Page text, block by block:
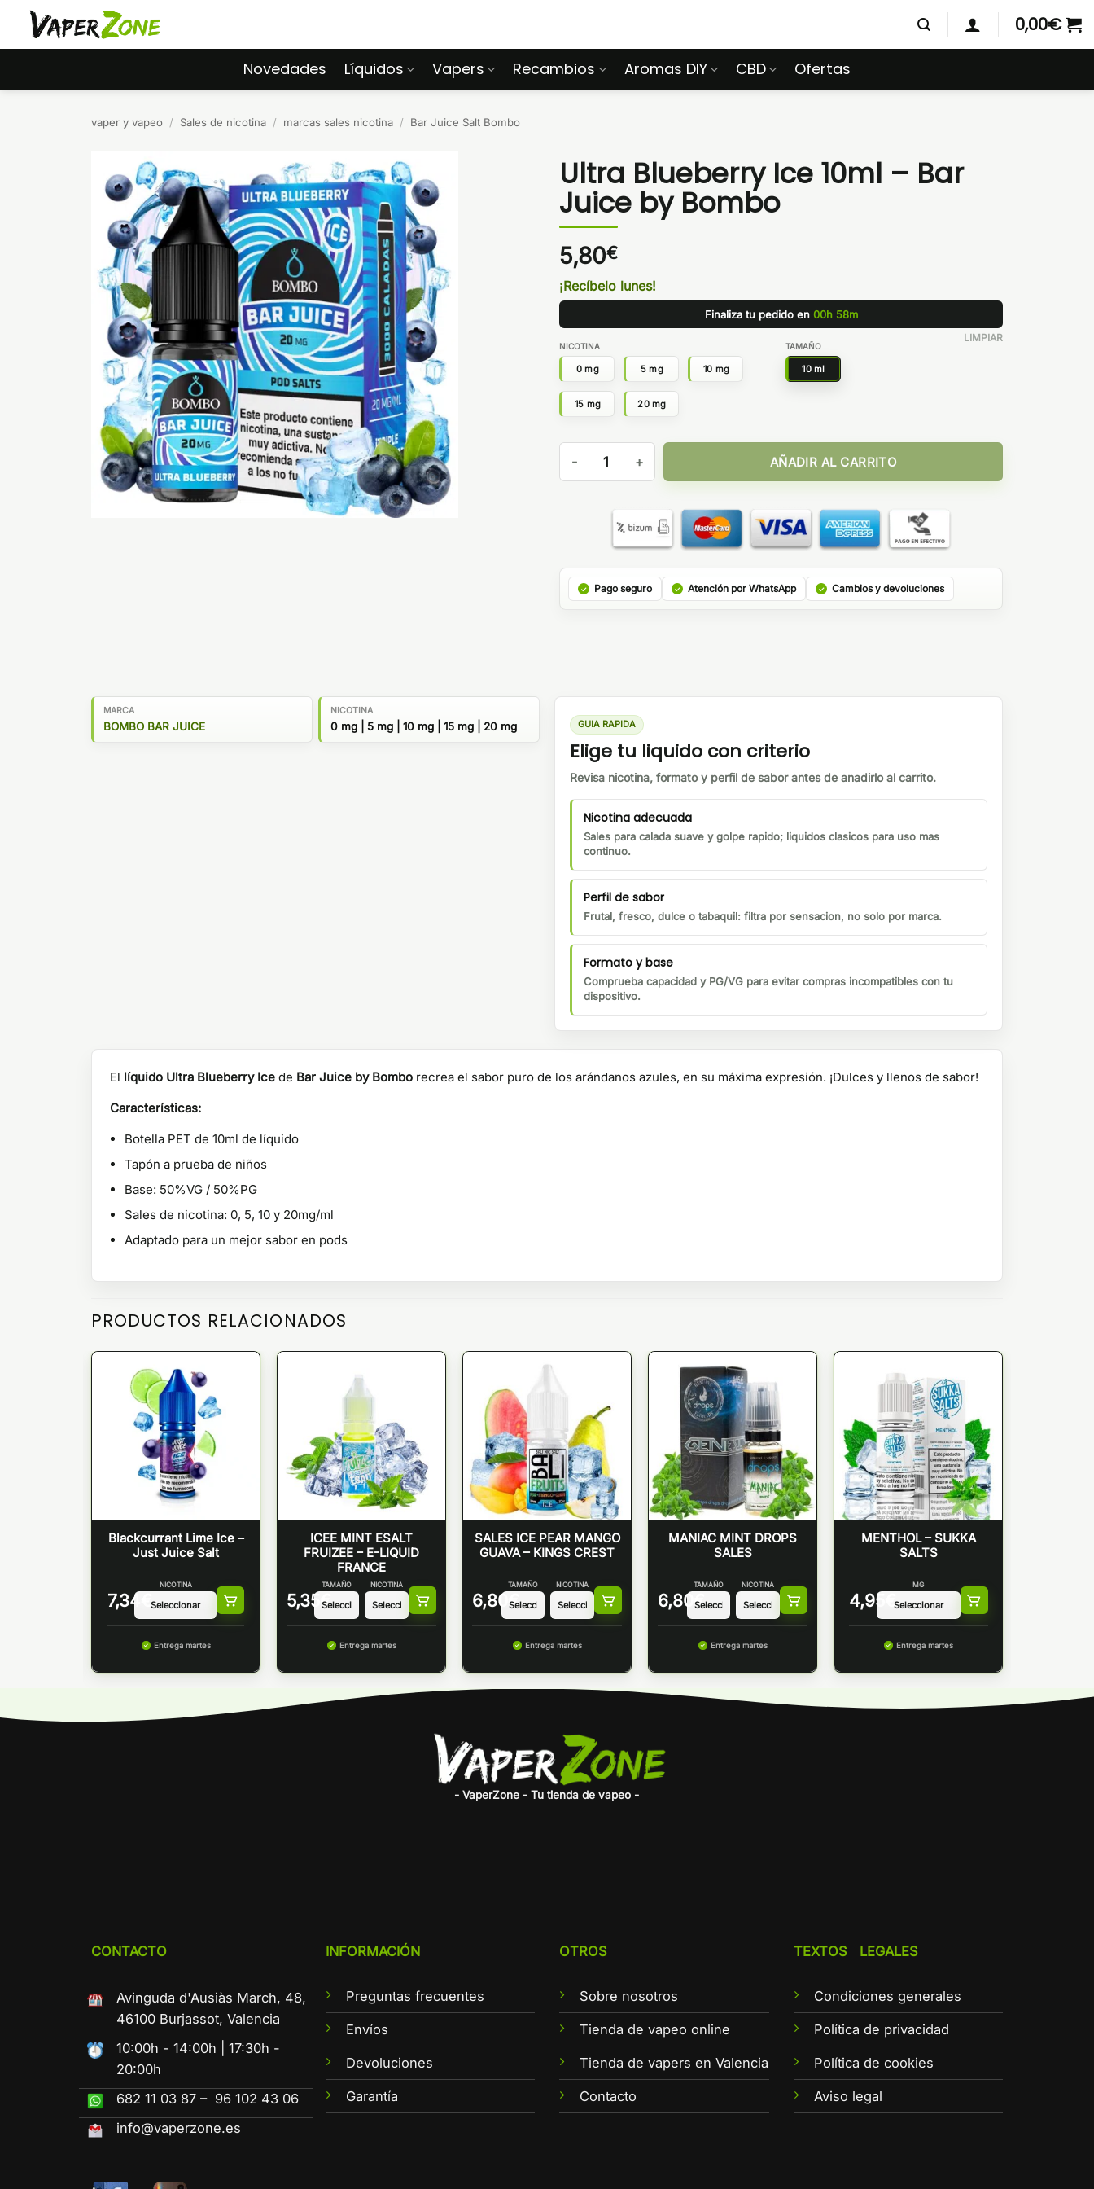
Saltar
contenido
0,00€
Novedades Líquidos Vapers Recambios Aromas DIY CBD Ofertas
vaper y vapeo / Sales de nicotina / marcas sales nicotina / Bar Juice Salt Bombo
Ultra Blueberry Ice 10ml – Bar
Juice by Bombo
5,80€
¡Recíbelo lunes!
Finaliza tu pedido en 00h 58m
NICOTINA
0 mg 5 mg 10 mg
15 mg 20 mg
TAMAÑO
10 ml
LIMPIAR
Ultra Blueberry Ice 10ml - Bar Juice by Bombo cantidad
AÑADIR AL CARRITO
Pago seguro Atención por WhatsApp Cambios y devoluciones
MARCA
BOMBO BAR JUICE
NICOTINA
0 mg | 5 mg | 10 mg | 15 mg | 20 mg GUIA RAPIDA
Elige tu liquido con criterio
Revisa nicotina, formato y perfil de sabor antes de anadirlo al carrito.
Nicotina adecuada
Sales para calada suave y golpe rapido; liquidos clasicos para uso mas
continuo.
Perfil de sabor
Frutal, fresco, dulce o tabaquil: filtra por sensacion, no solo por marca.
Formato y base
Comprueba capacidad y PG/VG para evitar compras incompatibles con tu
dispositivo.
El líquido Ultra Blueberry Ice de Bar Juice by Bombo recrea el sabor puro de los arándanos azules, en su máxima expresión. ¡Dulces y llenos de sabor!
Características:
Botella PET de 10ml de líquido
Tapón a prueba de niños
Base: 50%VG / 50%PG
Sales de nicotina: 0, 5, 10 y 20mg/ml
Adaptado para un mejor sabor en pods
PRODUCTOS RELACIONADOS
Blackcurrant Lime Ice –
Just Juice Salt
7,34 €
NICOTINA
Entrega martes
ICEE MINT ESALT
FRUIZEE – E-LIQUID
FRANCE
5,35 €
TAMAÑO NICOTINA
Entrega martes
SALES ICE PEAR MANGO
GUAVA – KINGS CREST
6,80 €
TAMAÑO NICOTINA
Entrega martes
MANIAC MINT DROPS
SALES
6,80 €
TAMAÑO NICOTINA
Entrega martes
MENTHOL – SUKKA
SALTS
4,95 €
MG
Entrega martes
- VaperZone - Tu tienda de vapeo -
CONTACTO
Avinguda d'Ausiàs March, 48,
46100 Burjassot, Valencia
10:00h - 14:00h | 17:30h -
20:00h
682 11 03 87 – 96 102 43 06
info@vaperzone.es
INFORMACIÓN
Preguntas frecuentes
Envíos
Devoluciones
Garantía
OTROS
Sobre nosotros
Tienda de vapeo online
Tienda de vapers en Valencia
Contacto
TEXTOS LEGALES
Condiciones generales
Política de privacidad
Política de cookies
Aviso legal